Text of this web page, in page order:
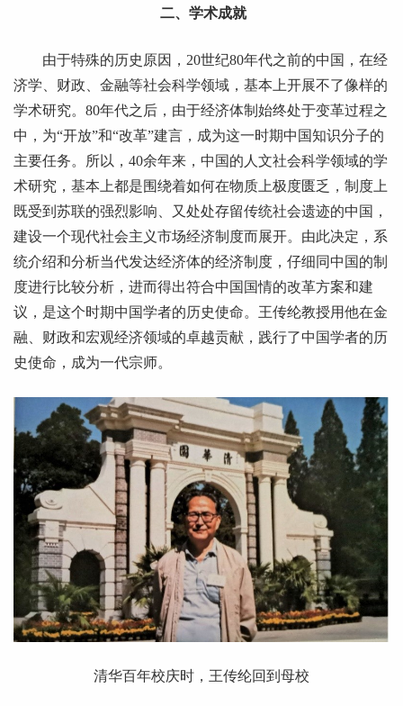
二、学术成就
由于特殊的历史原因，20世纪80年代之前的中国，在经
济学、财政、金融等社会科学领域，基本上开展不了像样的
学术研究。80年代之后，由于经济体制始终处于变革过程之
中，为“开放”和“改革”建言，成为这一时期中国知识分子的
主要任务。所以，40余年来，中国的人文社会科学领域的学
术研究，基本上都是围绕着如何在物质上极度匮乏，制度上
既受到苏联的强烈影响、又处处存留传统社会遗迹的中国，
建设一个现代社会主义市场经济制度而展开。由此决定，系
统介绍和分析当代发达经济体的经济制度，仔细同中国的制
度进行比较分析，进而得出符合中国国情的改革方案和建
议，是这个时期中国学者的历史使命。王传纶教授用他在金
融、财政和宏观经济领域的卓越贡献，践行了中国学者的历
史使命，成为一代宗师。
清华百年校庆时，王传纶回到母校